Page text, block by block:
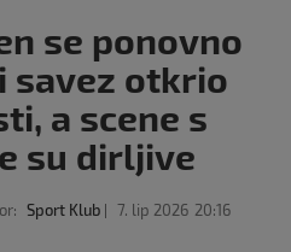
se ponovno
savez otkrio
a scene s
su dirljive
Sport Klub 7. lip 2026 20:16